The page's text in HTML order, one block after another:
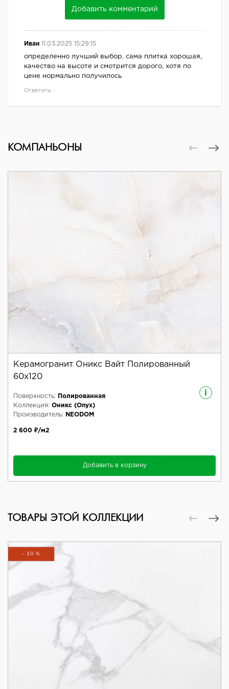
Добавить комментарий
Иван 11.03.2025 15:29:15
определенно лучший выбор. сама плитка хорошая,
качество на высоте и смотрится дорого, хотя по
цене нормально получилось
Ответить
КОМПАНЬОНЫ
Керамогранит Оникс Вайт Полированный
60x120
i
Поверхность:
Полированная
Коллекция: Оникс (Onyx)
Производитель:
NEODOM
2 600 ₽/м2
Добавить в корзину
ТОВАРЫ ЭТОЙ КОЛЛЕКЦИИ
- 30 %